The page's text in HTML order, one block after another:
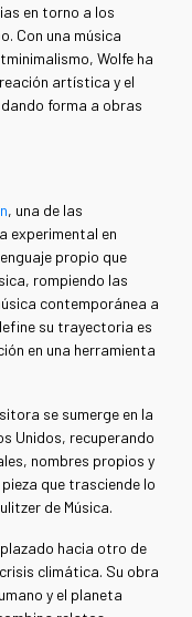
en torno a los
Con una música
Wolfe ha
artística y el
forma a obras
, una de las
experimental en
propio que
rompiendo las
contemporánea a
su trayectoria es
en una herramienta
se sumerge en la
Unidos, recuperando
nombres propios y
que trasciende lo
de Música.
hacia otro de
climática. Su obra
y el planeta